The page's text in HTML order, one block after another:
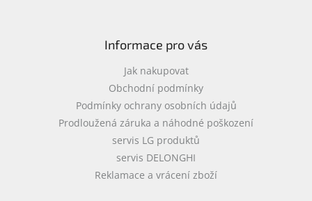
Informace pro vás
Jak nakupovat
Obchodní podmínky
Podmínky ochrany osobních údajů
Prodloužená záruka a náhodné poškození
servis LG produktů
servis DELONGHI
Reklamace a vrácení zboží